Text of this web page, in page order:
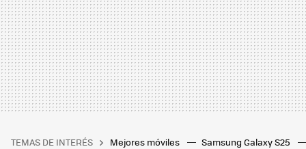
TEMAS DE INTERÉS Mejores móviles Samsung Galaxy S25